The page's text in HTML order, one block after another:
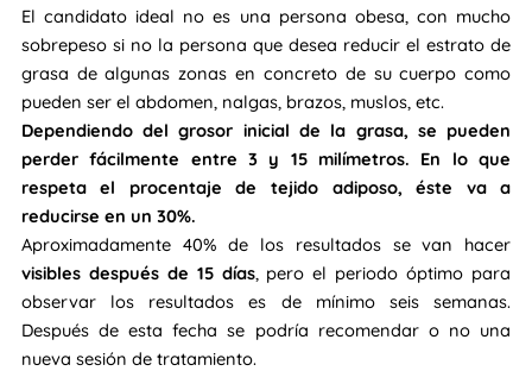
El candidato ideal no es una persona obesa, con mucho
sobrepeso si no la persona que desea reducir el estrato de
grasa de algunas zonas en concreto de su cuerpo como
pueden ser el abdomen, nalgas, brazos, muslos, etc.
Dependiendo del grosor inicial de la grasa, se pueden
perder fácilmente entre 3 y 15 milímetros. En lo que
respeta el procentaje de tejido adiposo, éste va a
reducirse en un 30%.
Aproximadamente 40% de los resultados se van hacer
visibles después de 15 días, pero el periodo óptimo para
observar los resultados es de mínimo seis semanas.
Después de esta fecha se podría recomendar o no una
nueva sesión de tratamiento.